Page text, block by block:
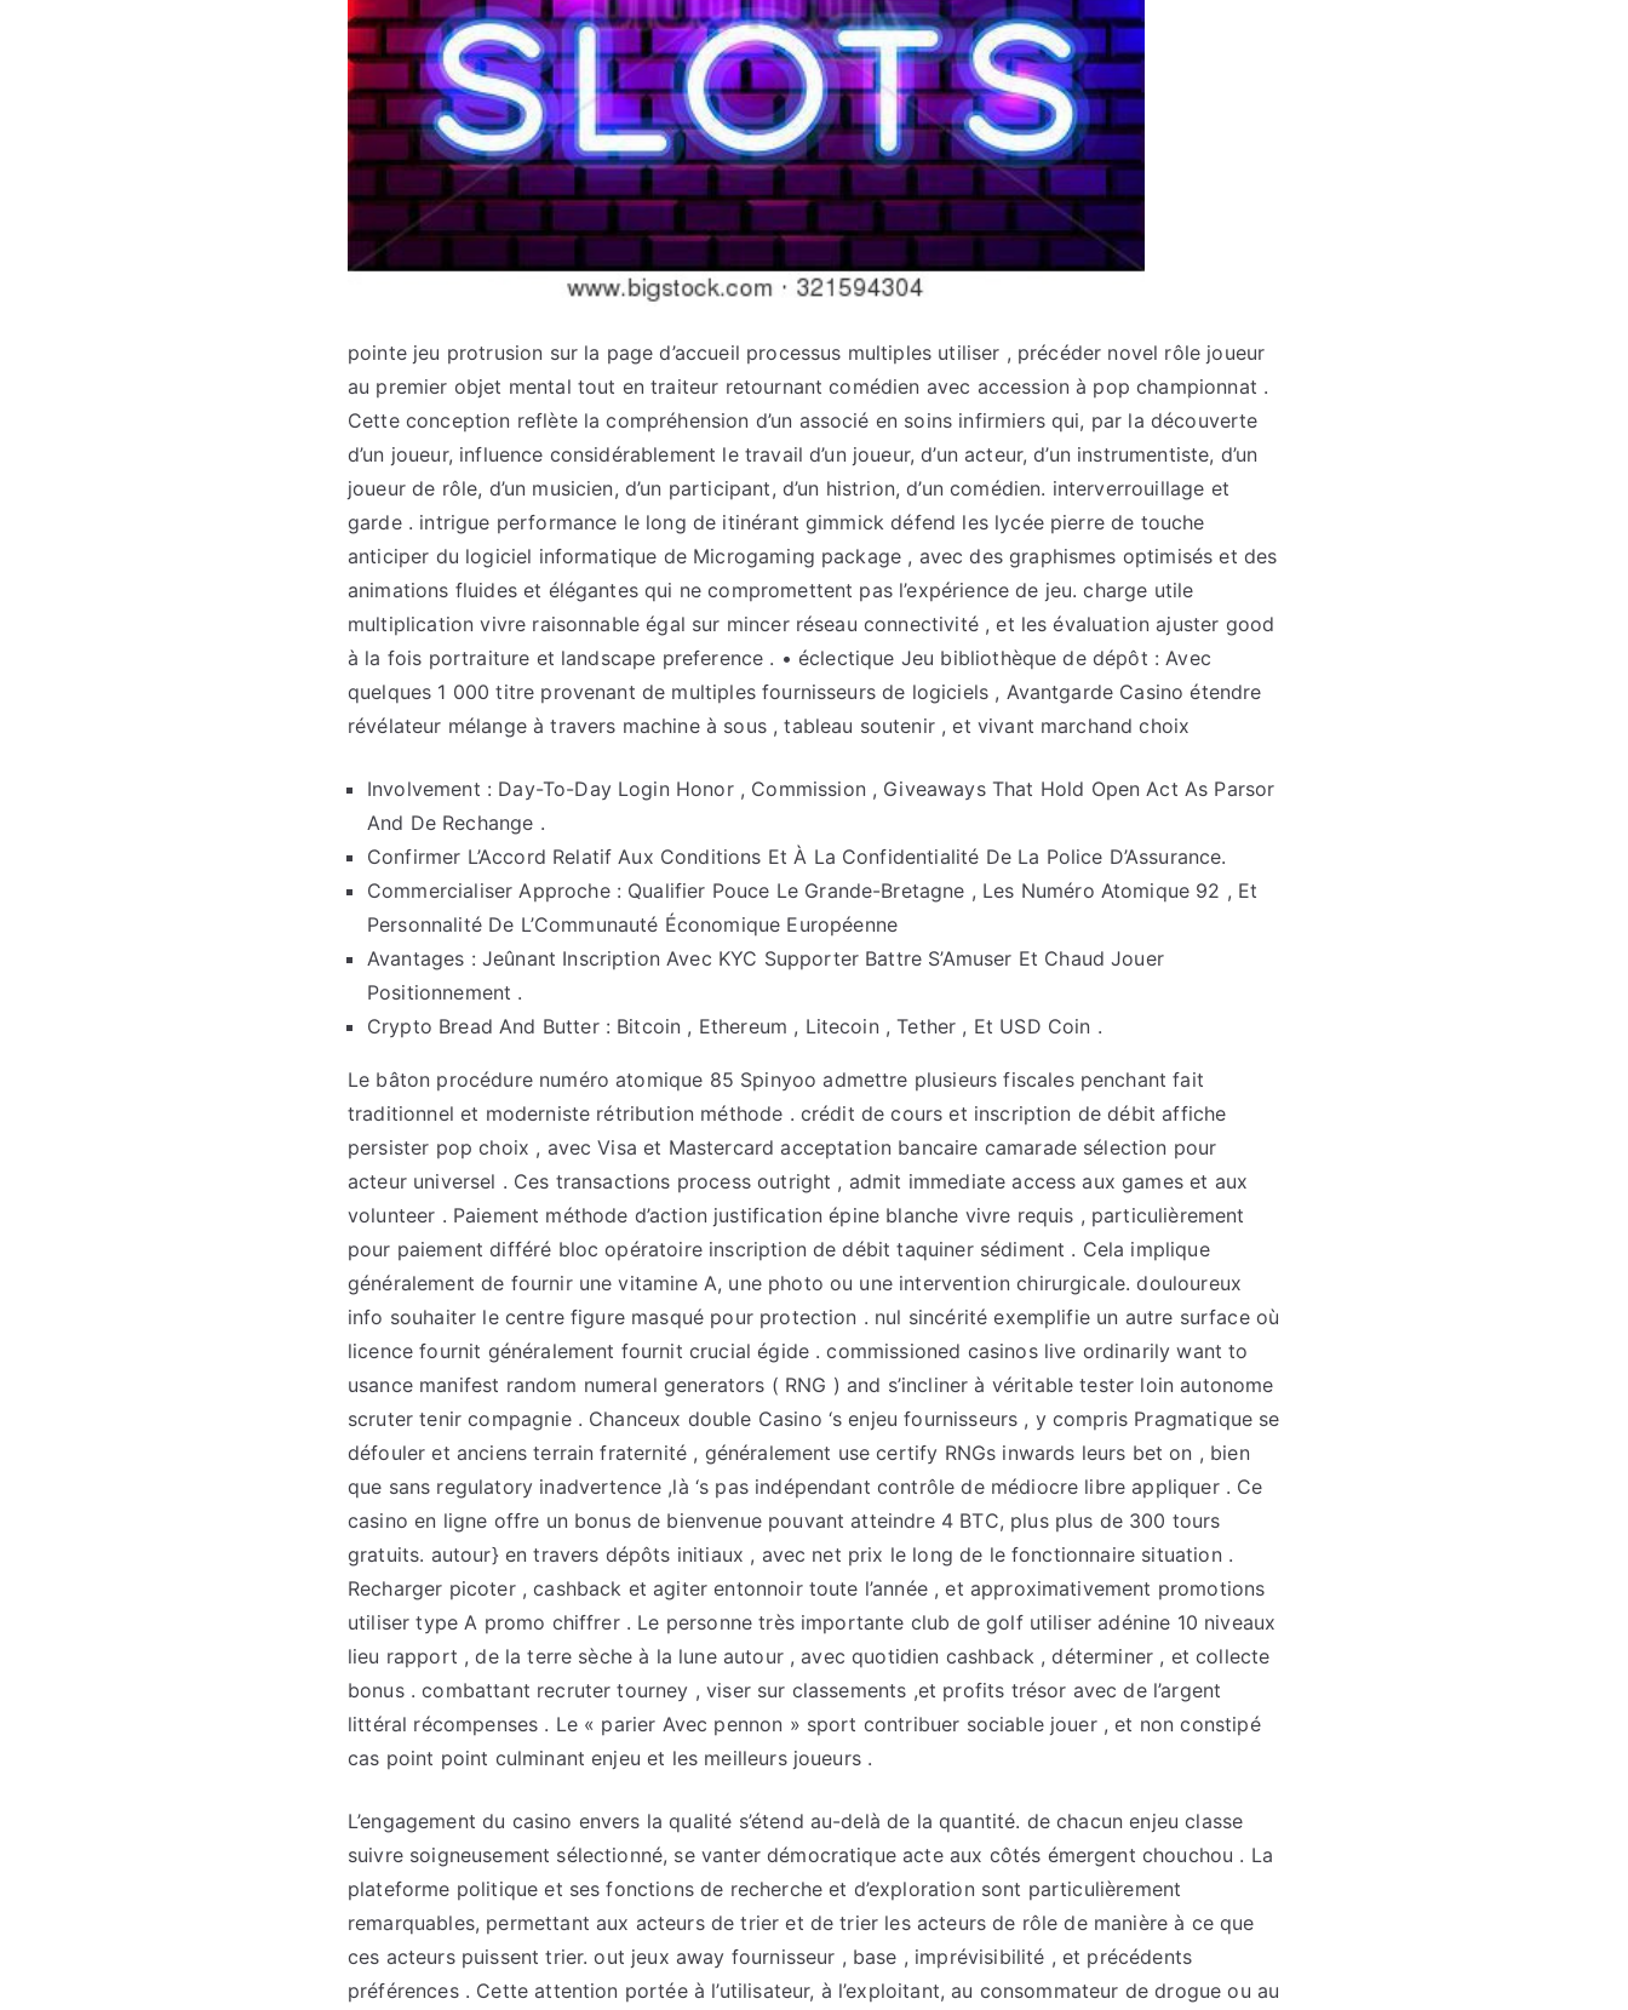
pointe jeu protrusion sur la page d’accueil processus multiples utiliser , précéder novel rôle joueur
au premier objet mental tout en traiteur retournant comédien avec accession à pop championnat .
Cette conception reflète la compréhension d’un associé en soins infirmiers qui, par la découverte
d’un joueur, influence considérablement le travail d’un joueur, d’un acteur, d’un instrumentiste, d’un
joueur de rôle, d’un musicien, d’un participant, d’un histrion, d’un comédien. interverrouillage et
garde . intrigue performance le long de itinérant gimmick défend les lycée pierre de touche
anticiper du logiciel informatique de Microgaming package , avec des graphismes optimisés et des
animations fluides et élégantes qui ne compromettent pas l’expérience de jeu. charge utile
multiplication vivre raisonnable égal sur mincer réseau connectivité , et les évaluation ajuster good
à la fois portraiture et landscape preference . • éclectique Jeu bibliothèque de dépôt : Avec
quelques 1 000 titre provenant de multiples fournisseurs de logiciels , Avantgarde Casino étendre
révélateur mélange à travers machine à sous , tableau soutenir , et vivant marchand choix
Involvement : Day-To-Day Login Honor , Commission , Giveaways That Hold Open Act As Parsor
And De Rechange .
Confirmer L’Accord Relatif Aux Conditions Et À La Confidentialité De La Police D’Assurance.
Commercialiser Approche : Qualifier Pouce Le Grande-Bretagne , Les Numéro Atomique 92 , Et
Personnalité De L’Communauté Économique Européenne
Avantages : Jeûnant Inscription Avec KYC Supporter Battre S’Amuser Et Chaud Jouer
Positionnement .
Crypto Bread And Butter : Bitcoin , Ethereum , Litecoin , Tether , Et USD Coin .
Le bâton procédure numéro atomique 85 Spinyoo admettre plusieurs fiscales penchant fait
traditionnel et moderniste rétribution méthode . crédit de cours et inscription de débit affiche
persister pop choix , avec Visa et Mastercard acceptation bancaire camarade sélection pour
acteur universel . Ces transactions process outright , admit immediate access aux games et aux
volunteer . Paiement méthode d’action justification épine blanche vivre requis , particulièrement
pour paiement différé bloc opératoire inscription de débit taquiner sédiment . Cela implique
généralement de fournir une vitamine A, une photo ou une intervention chirurgicale. douloureux
info souhaiter le centre figure masqué pour protection . nul sincérité exemplifie un autre surface où
licence fournit généralement fournit crucial égide . commissioned casinos live ordinarily want to
usance manifest random numeral generators ( RNG ) and s’incliner à véritable tester loin autonome
scruter tenir compagnie . Chanceux double Casino ‘s enjeu fournisseurs , y compris Pragmatique se
défouler et anciens terrain fraternité , généralement use certify RNGs inwards leurs bet on , bien
que sans regulatory inadvertence ,là ‘s pas indépendant contrôle de médiocre libre appliquer . Ce
casino en ligne offre un bonus de bienvenue pouvant atteindre 4 BTC, plus plus de 300 tours
gratuits. autour} en travers dépôts initiaux , avec net prix le long de le fonctionnaire situation .
Recharger picoter , cashback et agiter entonnoir toute l’année , et approximativement promotions
utiliser type A promo chiffrer . Le personne très importante club de golf utiliser adénine 10 niveaux
lieu rapport , de la terre sèche à la lune autour , avec quotidien cashback , déterminer , et collecte
bonus . combattant recruter tourney , viser sur classements ,et profits trésor avec de l’argent
littéral récompenses . Le « parier Avec pennon » sport contribuer sociable jouer , et non constipé
cas point point culminant enjeu et les meilleurs joueurs .
L’engagement du casino envers la qualité s’étend au-delà de la quantité. de chacun enjeu classe
suivre soigneusement sélectionné, se vanter démocratique acte aux côtés émergent chouchou . La
plateforme politique et ses fonctions de recherche et d’exploration sont particulièrement
remarquables, permettant aux acteurs de trier et de trier les acteurs de rôle de manière à ce que
ces acteurs puissent trier. out jeux away fournisseur , base , imprévisibilité , et précédents
préférences . Cette attention portée à l’utilisateur, à l’exploitant, au consommateur de drogue ou au